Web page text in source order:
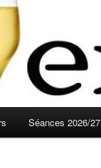
Séances 2026/27